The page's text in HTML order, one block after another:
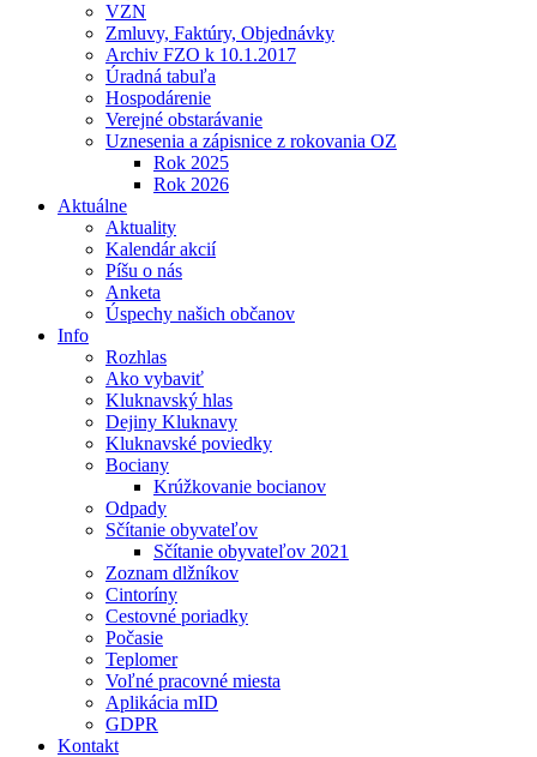
VZN
Zmluvy, Faktúry, Objednávky
Archiv FZO k 10.1.2017
Úradná tabuľa
Hospodárenie
Verejné obstarávanie
Uznesenia a zápisnice z rokovania OZ
Rok 2025
Rok 2026
Aktuálne
Aktuality
Kalendár akcií
Píšu o nás
Anketa
Úspechy našich občanov
Info
Rozhlas
Ako vybaviť
Kluknavský hlas
Dejiny Kluknavy
Kluknavské poviedky
Bociany
Krúžkovanie bocianov
Odpady
Sčítanie obyvateľov
Sčítanie obyvateľov 2021
Zoznam dlžníkov
Cintoríny
Cestovné poriadky
Počasie
Teplomer
Voľné pracovné miesta
Aplikácia mID
GDPR
Kontakt